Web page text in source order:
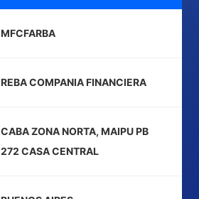
MFCFARBA
REBA COMPANIA FINANCIERA
CABA ZONA NORTA, MAIPU PB
272 CASA CENTRAL